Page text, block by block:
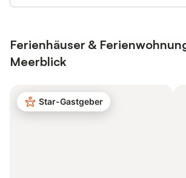
Ferienhäuser &
Meerblick
Star-Gastgeber